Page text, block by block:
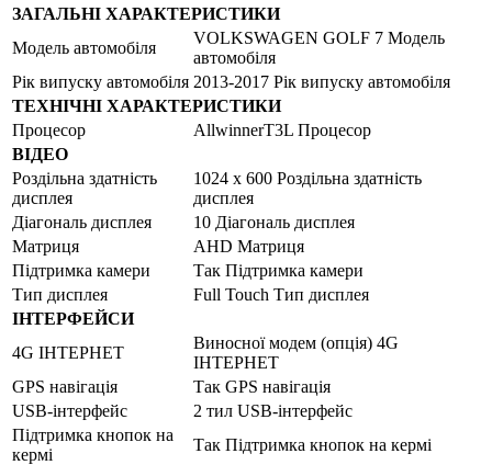
ЗАГАЛЬНІ ХАРАКТЕРИСТИКИ
Модель автомобіля
VOLKSWAGEN GOLF 7 Модель
автомобіля
Рік випуску автомобіля 2013-2017 Рік випуску автомобіля
ТЕХНІЧНІ ХАРАКТЕРИСТИКИ
Процесор
AllwinnerT3L Процесор
ВІДЕО
Роздільна здатність
дисплея
1024 x 600 Роздільна здатність
дисплея
Діагональ дисплея
10 Діагональ дисплея
Матриця
AHD Матриця
Підтримка камери
Так Підтримка камери
Тип дисплея
Full Touch Тип дисплея
ІНТЕРФЕЙСИ
4G ІНТЕРНЕТ
Виносної модем (опція) 4G
ІНТЕРНЕТ
GPS навігація
Так GPS навігація
USB-інтерфейс
2 тил USB-інтерфейс
Підтримка кнопок на
кермі
Так Підтримка кнопок на кермі